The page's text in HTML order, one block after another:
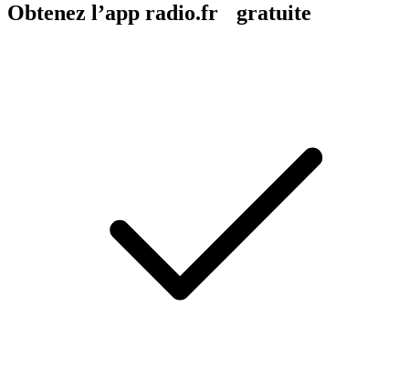
Obtenez l’app radio.fr gratuite